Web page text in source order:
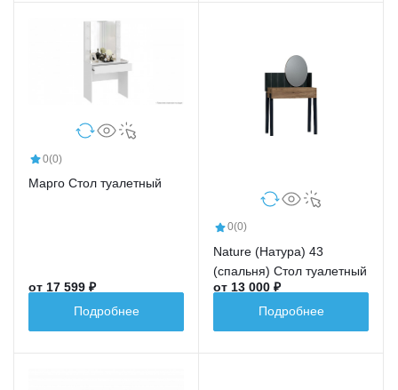
0(0)
Марго Стол туалетный
от 17 599 ₽
Подробнее
0(0)
Nature (Натура) 43
(спальня) Стол туалетный
от 13 000 ₽
Подробнее